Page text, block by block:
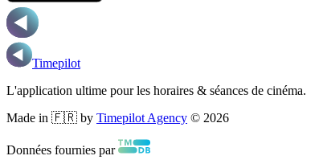
Timepilot
L'application ultime pour les horaires & séances de cinéma.
Made in 🇫🇷 by Timepilot Agency © 2026
Données fournies par